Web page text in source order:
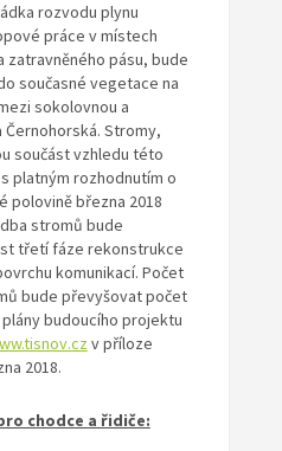
rozvodu plynu
práce v místech
zatravněného pásu, bude
současné vegetace na
sokolovnou a
Stromy,
součást vzhledu této
platným rozhodnutím o
polovině března 2018
stromů bude
třetí fáze rekonstrukce
komunikací. Počet
bude převyšovat počet
budoucího projektu
v příloze
2018.
chodce a řidiče: